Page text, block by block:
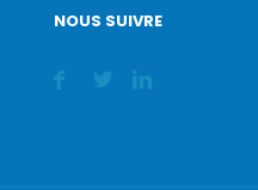
NOUS SUIVRE